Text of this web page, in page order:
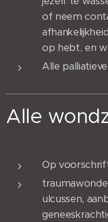
of neem
op hebt, en
Alle
Alle
Op
ulcussen,